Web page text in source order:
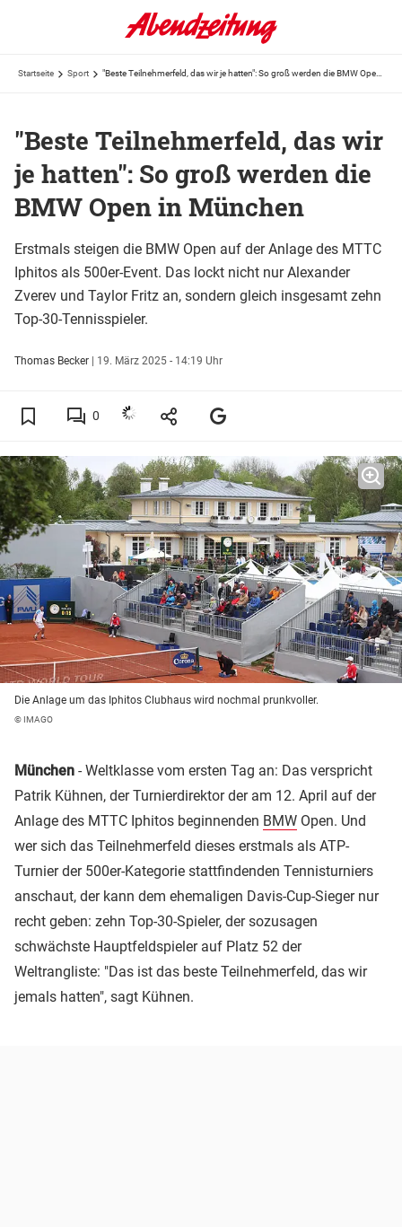
Startseite Sport
"Beste Teilnehmerfeld, das wir
je hatten": So groß werden die
BMW Open in München
Erstmals steigen die BMW Open auf der Anlage des MTTC
Iphitos als 500er-Event. Das lockt nicht nur Alexander
Zverev und Taylor Fritz an, sondern gleich insgesamt zehn
Top-30-Tennisspieler.
Thomas Becker | 19. März 2025 - 14:19 Uhr
0
Die Anlage um das Iphitos Clubhaus wird nochmal prunkvoller.
© IMAGO
München - Weltklasse vom ersten Tag an: Das verspricht
Patrik Kühnen, der Turnierdirektor der am 12. April auf der
Anlage des MTTC Iphitos beginnenden BMW Open. Und
wer sich das Teilnehmerfeld dieses erstmals als ATP-
Turnier der 500er-Kategorie stattfindenden Tennisturniers
anschaut, der kann dem ehemaligen Davis-Cup-Sieger nur
recht geben: zehn Top-30-Spieler, der sozusagen
schwächste Hauptfeldspieler auf Platz 52 der
Weltrangliste: "Das ist das beste Teilnehmerfeld, das wir
jemals hatten", sagt Kühnen.